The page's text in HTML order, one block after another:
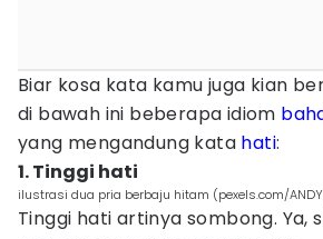
Biar kosa kata kamu juga kian
di bawah ini beberapa idiom
yang mengandung kata hati:
1. Tinggi hati
ilustrasi dua pria berbaju hitam (pexels.com/
Tinggi hati artinya sombong. Ya,